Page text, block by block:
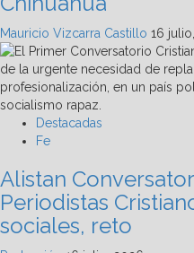
Mauricio Vizcarra Castillo 16
Destacadas
Fe
Alistan
Periodistas
sociales, reto